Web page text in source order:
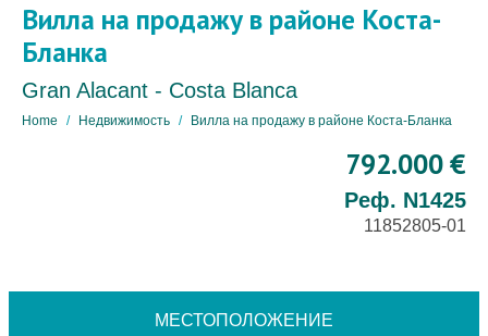
Вилла на продажу в районе Коста-
Бланка
Gran Alacant - Costa Blanca
Home Недвижимость Вилла на продажу в районе Коста-Бланка
792.000 €
Реф. N1425
11852805-01
МЕСТОПОЛОЖЕНИЕ